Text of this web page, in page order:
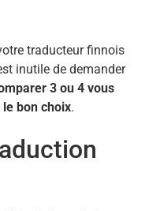
traducteur finnois
inutile de demander
3 ou 4 vous
bon choix.